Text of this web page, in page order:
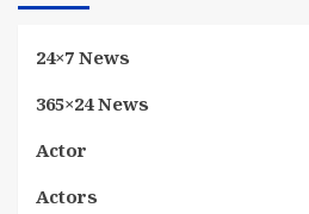
24×7 News
365×24 News
Actor
Actors